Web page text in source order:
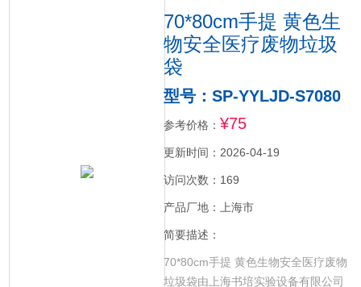
70*80cm手提 黄色生
物安全医疗废物垃圾
袋
型号：SP-YYLJD-S7080
参考价格： ¥75
更新时间：2026-04-19
访问次数：169
产品厂地：上海市
简要描述：
70*80cm手提 黄色生物安全医疗废物
垃圾袋由上海书培实验设备有限公司